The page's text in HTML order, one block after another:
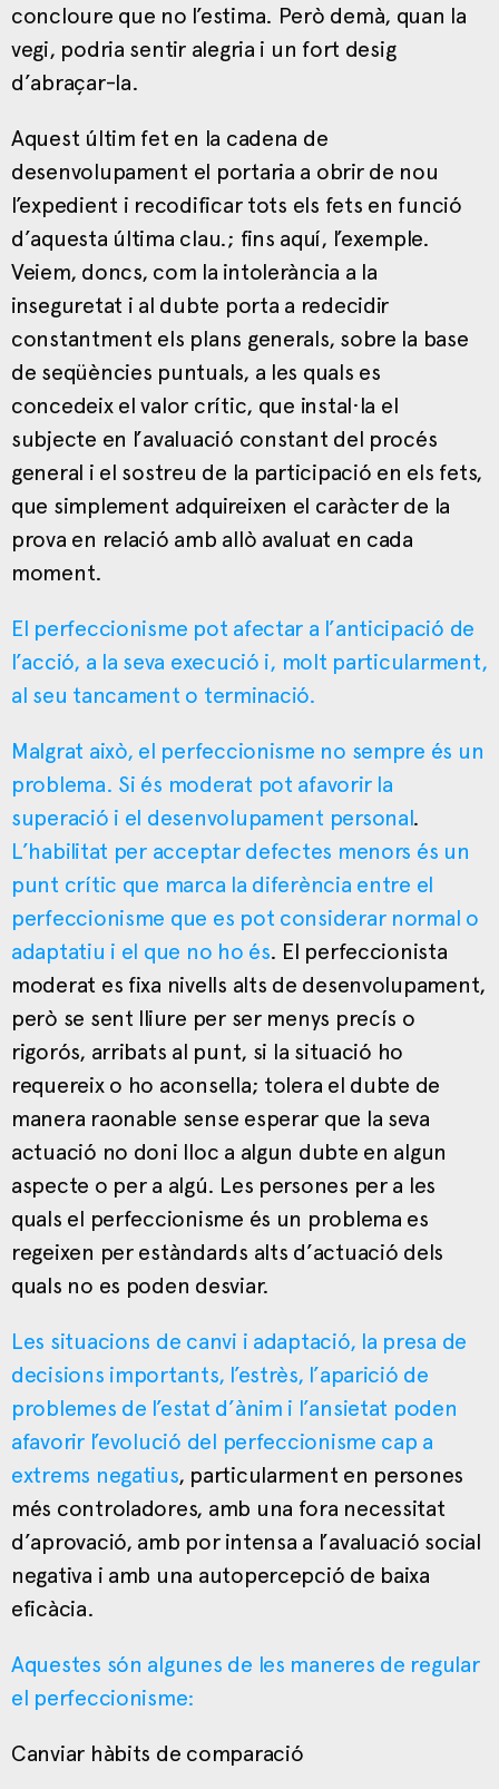
concloure que no l’estima. Però demà, quan la
vegi, podria sentir alegria i un fort desig
d’abraçar-la.
Aquest últim fet en la cadena de
desenvolupament el portaria a obrir de nou
l’expedient i recodificar tots els fets en funció
d’aquesta última clau.; fins aquí, l’exemple.
Veiem, doncs, com la intolerància a la
inseguretat i al dubte porta a redecidir
constantment els plans generals, sobre la base
de seqüències puntuals, a les quals es
concedeix el valor crític, que instal·la el
subjecte en l’avaluació constant del procés
general i el sostreu de la participació en els fets,
que simplement adquireixen el caràcter de la
prova en relació amb allò avaluat en cada
moment.
El perfeccionisme pot afectar a l’anticipació de
l’acció, a la seva execució i, molt particularment,
al seu tancament o terminació.
Malgrat això, el perfeccionisme no sempre és un
problema. Si és moderat pot afavorir la
superació i el desenvolupament personal.
L’habilitat per acceptar defectes menors és un
punt crític que marca la diferència entre el
perfeccionisme que es pot considerar normal o
adaptatiu i el que no ho és. El perfeccionista
moderat es fixa nivells alts de desenvolupament,
però se sent lliure per ser menys precís o
rigorós, arribats al punt, si la situació ho
requereix o ho aconsella; tolera el dubte de
manera raonable sense esperar que la seva
actuació no doni lloc a algun dubte en algun
aspecte o per a algú. Les persones per a les
quals el perfeccionisme és un problema es
regeixen per estàndards alts d’actuació dels
quals no es poden desviar.
Les situacions de canvi i adaptació, la presa de
decisions importants, l’estrès, l’aparició de
problemes de l’estat d’ànim i l’ansietat poden
afavorir l’evolució del perfeccionisme cap a
extrems negatius, particularment en persones
més controladores, amb una fora necessitat
d’aprovació, amb por intensa a l’avaluació social
negativa i amb una autopercepció de baixa
eficàcia.
Aquestes són algunes de les maneres de regular
el perfeccionisme:
Canviar hàbits de comparació